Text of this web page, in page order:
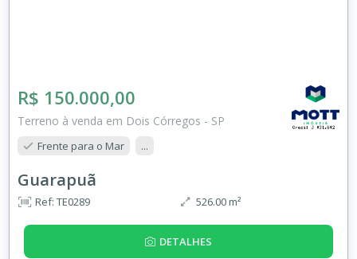
R$ 150.000,00
Terreno à venda em Dois Córregos - SP
Frente para o Mar ...
Guarapuã
Ref: TE0289 526.00 m²
DETALHES